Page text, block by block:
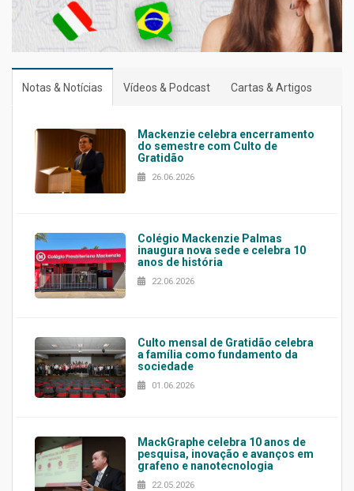
Notas & Notícias Vídeos & Podcast Cartas & Artigos
Mackenzie celebra encerramento
do semestre com Culto de
Gratidão
26.06.2026
Colégio Mackenzie Palmas
inaugura nova sede e celebra 10
anos de história
22.06.2026
Culto mensal de Gratidão celebra
a família como fundamento da
sociedade
01.06.2026
MackGraphe celebra 10 anos de
pesquisa, inovação e avanços em
grafeno e nanotecnologia
22.05.2026